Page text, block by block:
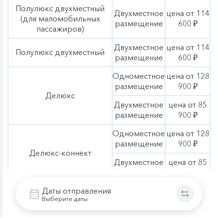
Даты отправления
Выберите даты
Полулюкс двухместный
(для маломобильных
пассажиров)
Двухместное
размещение
цена от 114
600 ₽
Полулюкс двухместный
Двухместное
размещение
цена от 114
600 ₽
Делюкс
Одноместное
размещение
цена от 128
900 ₽
Двухместное
размещение
цена от 85
900 ₽
Делюкс-коннект
Одноместное
размещение
цена от 128
900 ₽
Двухместное цена от 85
Шлюпочная